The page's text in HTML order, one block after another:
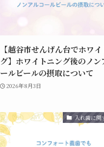
【越谷市せんげん台でホワ
グ】ホワイトニング後のノン
ールビールの摂取について
2026年8月3日
入れ歯に関